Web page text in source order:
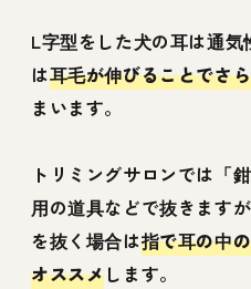
L字型をした犬の耳は通
は耳毛が伸びることでさ
まいます。
トリミングサロンでは「
用の道具などで抜きます
を抜く場合は指で耳の中
オススメします。